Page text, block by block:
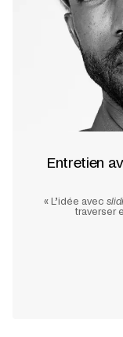
Entretien
« L’idée avec
traverser